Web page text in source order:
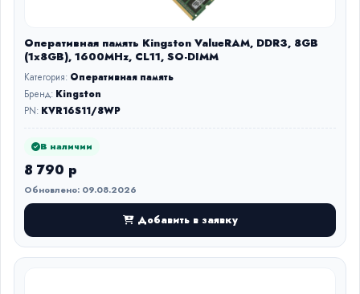
Оперативная память Kingston ValueRAM, DDR3, 8GB
(1x8GB), 1600MHz, CL11, SO-DIMM
Категория: Оперативная память
Бренд: Kingston
PN: KVR16S11/8WP
В наличии
8 790 р
Обновлено: 09.08.2026
Добавить в заявку